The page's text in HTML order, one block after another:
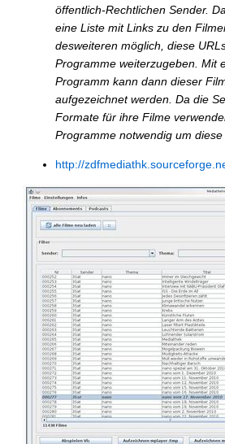
öffentlich-Rechtlichen Sender.
eine Liste mit Links zu den
desweiteren möglich, diese
Programme weiterzugeben. Mit
Programm kann dann dieser
aufgezeichnet werden. Da die
Formate für ihre Filme
Programme notwendig um
http://